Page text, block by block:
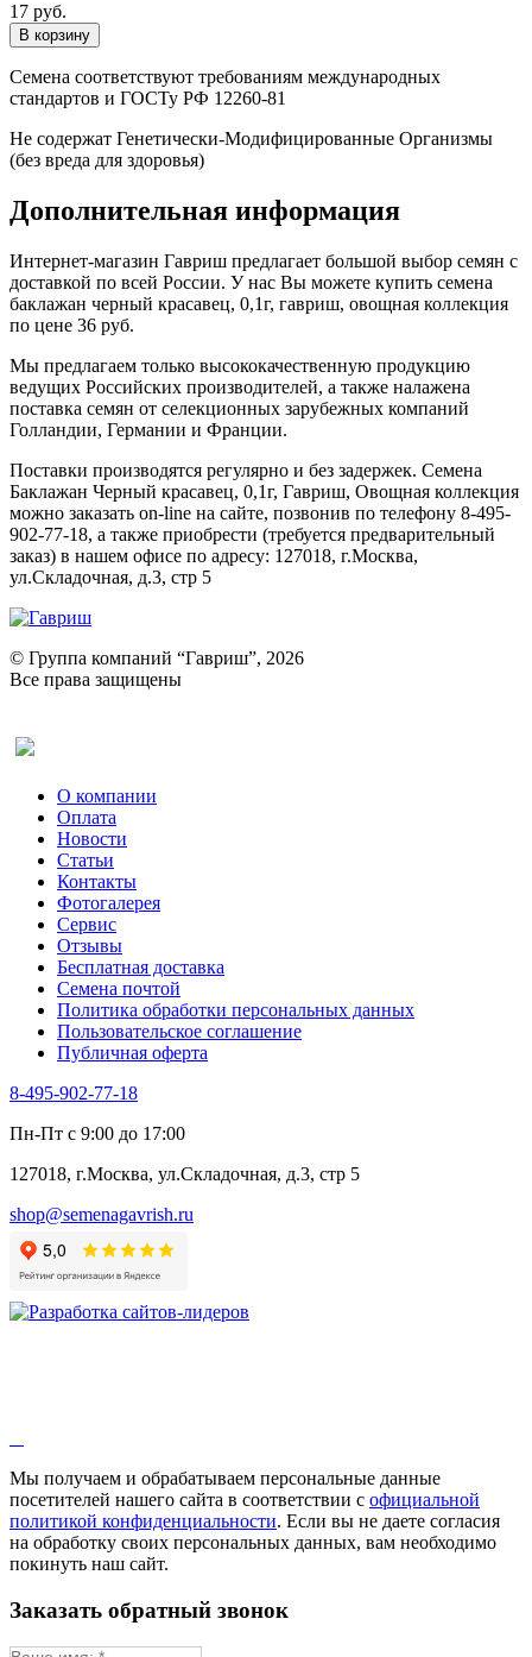
17 руб.
Семена соответствуют требованиям международных
стандартов и ГОСТу РФ 12260-81
Не содержат Генетически-Модифицированные Организмы
(без вреда для здоровья)
Дополнительная информация
Интернет-магазин Гавриш предлагает большой выбор семян с
доставкой по всей России. У нас Вы можете купить семена
баклажан черный красавец, 0,1г, гавриш, овощная коллекция
по цене 36 руб.
Мы предлагаем только высококачественную продукцию
ведущих Российских производителей, а также налажена
поставка семян от селекционных зарубежных компаний
Голландии, Германии и Франции.
Поставки производятся регулярно и без задержек. Семена
Баклажан Черный красавец, 0,1г, Гавриш, Овощная коллекция
можно заказать on-line на сайте, позвонив по телефону 8-495-
902-77-18, а также приобрести (требуется предварительный
заказ) в нашем офисе по адресу: 127018, г.Москва,
ул.Складочная, д.3, стр 5
© Группа компаний “Гавриш”, 2026
Все права защищены
О компании
Оплата
Новости
Статьи
Контакты
Фотогалерея​
Сервис
Отзывы
Бесплатная доставка
Семена почтой
Политика обработки персональных данных
Пользовательское соглашение
Публичная оферта
8-495-902-77-18
Пн-Пт с 9:00 до 17:00
127018, г.Москва, ул.Складочная, д.3, стр 5
shop@semenagavrish.ru
Мы получаем и обрабатываем персональные данные
посетителей нашего сайта в соответствии с официальной
политикой конфиденциальности. Если вы не даете согласия
на обработку своих персональных данных, вам необходимо
покинуть наш сайт.
Заказать обратный звонок